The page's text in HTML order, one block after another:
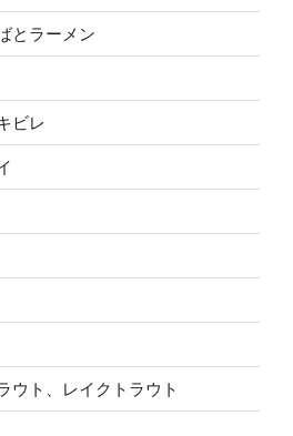
とラーメン
ビレ
ウト、レイクトラウト